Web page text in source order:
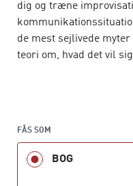
dig og træne
de mest sejlivede
teori om, hvad det vil
erhvervslitteratur.
aktuelle eksempler på
håndtering af en
præsidentkandidat i
FÅS SOM
BOG